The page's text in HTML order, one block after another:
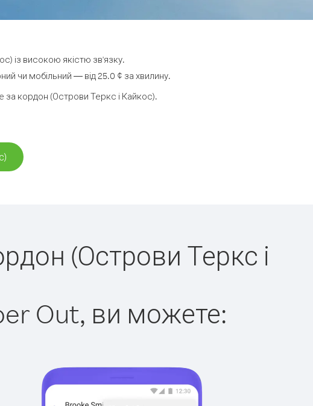
із високою якістю зв'язку.
чи мобільний — від 25.0 ¢ за хвилину.
кордон (Острови Теркс і Кайкос).
(Острови Теркс і
Out, ви можете: